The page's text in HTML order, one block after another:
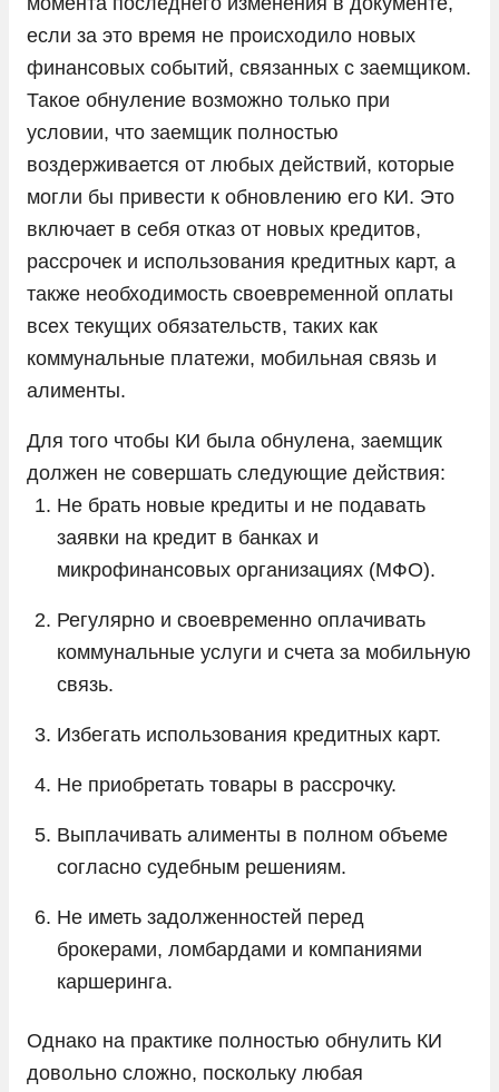
если за это время не происходило новых
финансовых событий, связанных с заемщиком.
Такое обнуление возможно только при
условии, что заемщик полностью
воздерживается от любых действий, которые
могли бы привести к обновлению его КИ. Это
включает в себя отказ от новых кредитов,
рассрочек и использования кредитных карт, а
также необходимость своевременной оплаты
всех текущих обязательств, таких как
коммунальные платежи, мобильная связь и
алименты.
Для того чтобы КИ была обнулена, заемщик
должен не совершать следующие действия:
Не брать новые кредиты и не подавать
заявки на кредит в банках и
микрофинансовых организациях (МФО).
Регулярно и своевременно оплачивать
коммунальные услуги и счета за мобильную
связь.
Избегать использования кредитных карт.
Не приобретать товары в рассрочку.
Выплачивать алименты в полном объеме
согласно судебным решениям.
Не иметь задолженностей перед
брокерами, ломбардами и компаниями
каршеринга.
Однако на практике полностью обнулить КИ
довольно сложно, поскольку любая